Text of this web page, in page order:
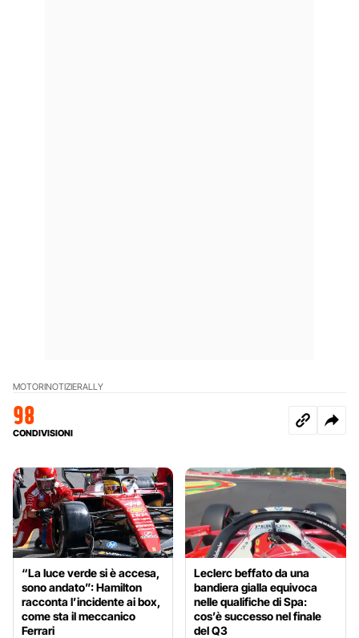
MOTORINOTIZIERALLY
98
CONDIVISIONI
“La luce verde si è accesa,
sono andato”: Hamilton
racconta l’incidente ai box,
come sta il meccanico
Ferrari
Leclerc beffato da una
bandiera gialla equivoca
nelle qualifiche di Spa:
cos’è successo nel finale
del Q3